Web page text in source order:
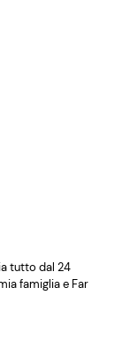
tutto dal 24
famiglia e Far